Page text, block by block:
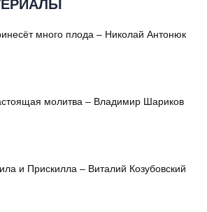
много плода – Николай Антонюк
молитва – Владимир Шариков
и Прискилла – Виталий Козубовский